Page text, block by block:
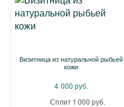
Визитница из натуральной рыбьей
кожи
4 000 руб.
Сплит 1 000 руб.